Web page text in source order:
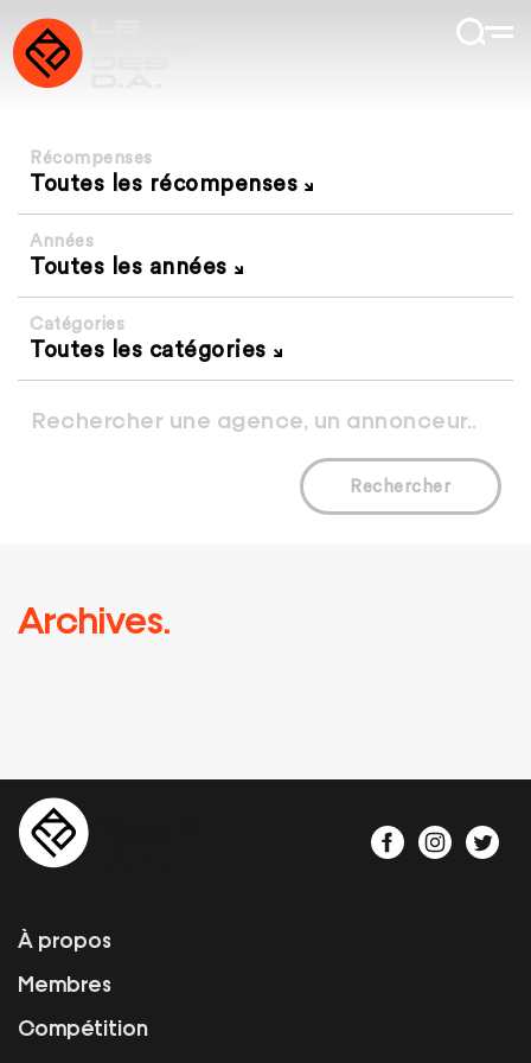
Récompenses
Toutes les récompenses
Années
Toutes les années
Catégories
Toutes les catégories
Rechercher
Archives.
À propos
Membres
Compétition